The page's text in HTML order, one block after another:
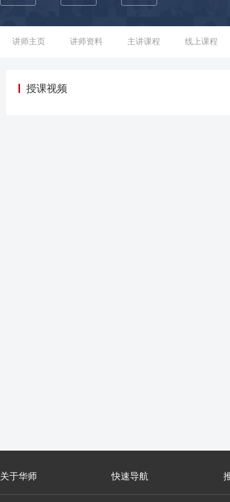
对公司流程和组织架构进行梳理，对整体架构调整为产品和市场为
效率 ；从0 开始搭建人力三支柱模型，通过几个月的运作，基本
能源大中华区学习发展总经理 ——负责企业培训体系建设：组织
讲师主页 讲师资料 主讲课程 线上课程
授课视频
关于华师 快速导航